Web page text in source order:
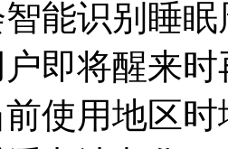
能识别睡
即将醒来
使用地区